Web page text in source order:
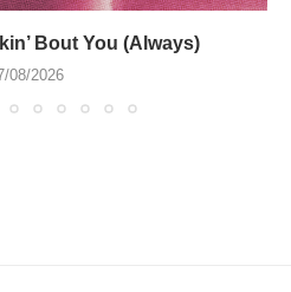
Bout You (Always)
08/2026